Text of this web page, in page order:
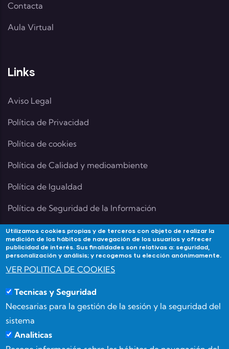
Contacta
Aula Virtual
Links
Aviso Legal
Política de Privacidad
Política de cookies
Política de Calidad y medioambiente
Política de Igualdad
Política de Seguridad de la Información
Contacta
Forma3Almeria en:
Utilizamos cookies propias y de terceros con objeto de realizar la
medición de los hábitos de navegación de los usuarios y ofrecer
publicidad de interés. Sus finalidades son relativas a: seguridad,
personalización y análisis; y recogemos tu elección anónimamente.
VER POLITICA DE COOKIES
Tecnicas y Seguridad
Necesarias para la gestión de la sesión y la seguridad del
sistema
Analiticas